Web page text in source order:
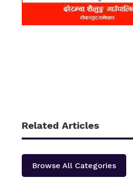
Related Articles
Browse All Categories